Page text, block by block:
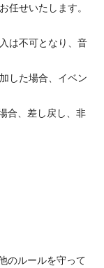
任せいたします。
は不可となり、音
した場合、イベン
合、差し戻し、非
のルールを守って